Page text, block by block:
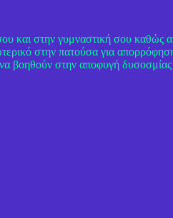
στην γυμναστική σου καθώς
στην πατούσα για
βοηθούν στην αποφυγή